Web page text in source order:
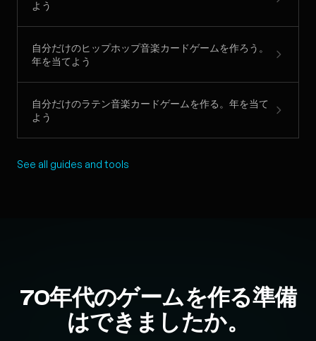
よう
自分だけのヒップホップ音楽カードゲームを作ろう。
年を当てよう
自分だけのラテン音楽カードゲームを作る。年を当て
よう
See all guides and tools
70年代のゲームを作る準備
はできましたか。